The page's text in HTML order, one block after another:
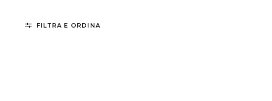
FILTRA E ORDINA